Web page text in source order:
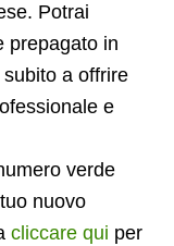
Potrai
prepagato in
a offrire
e
verde
nuovo
cliccare qui per